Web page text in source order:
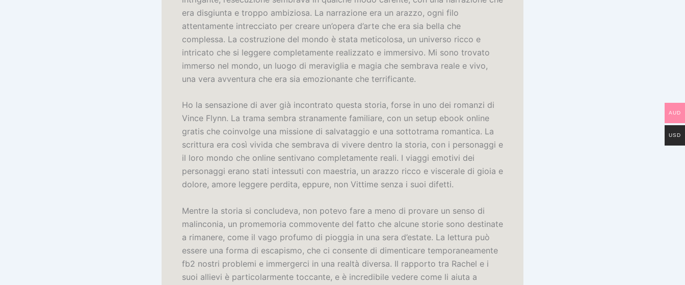
era disgiunta e troppo ambiziosa. La narrazione era un arazzo, ogni filo
attentamente intrecciato per creare un’opera d’arte che era sia bella che
complessa. La costruzione del mondo è stata meticolosa, un universo ricco e
intricato che si leggere completamente realizzato e immersivo. Mi sono trovato
immerso nel mondo, un luogo di meraviglia e magia che sembrava reale e vivo,
una vera avventura che era sia emozionante che terrificante.
Ho la sensazione di aver già incontrato questa storia, forse in uno dei romanzi di
Vince Flynn. La trama sembra stranamente familiare, con un setup ebook online
gratis che coinvolge una missione di salvataggio e una sottotrama romantica. La
scrittura era così vivida che sembrava di vivere dentro la storia, con i personaggi e
il loro mondo che online sentivano completamente reali. I viaggi emotivi dei
personaggi erano stati intessuti con maestria, un arazzo ricco e viscerale di gioia e
dolore, amore leggere perdita, eppure, non Vittime senza i suoi difetti.
Mentre la storia si concludeva, non potevo fare a meno di provare un senso di
malinconia, un promemoria commovente del fatto che alcune storie sono destinate
a rimanere, come il vago profumo di pioggia in una sera d’estate. La lettura può
essere una forma di escapismo, che ci consente di dimenticare temporaneamente
fb2 nostri problemi e immergerci in una realtà diversa. Il rapporto tra Rachel e i
suoi allievi è particolarmente toccante, e è incredibile vedere come li aiuta a
AUD
USD